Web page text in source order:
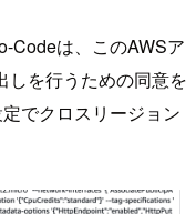
Codeは、このAWSア
しを行うための同意を
でクロスリージョン